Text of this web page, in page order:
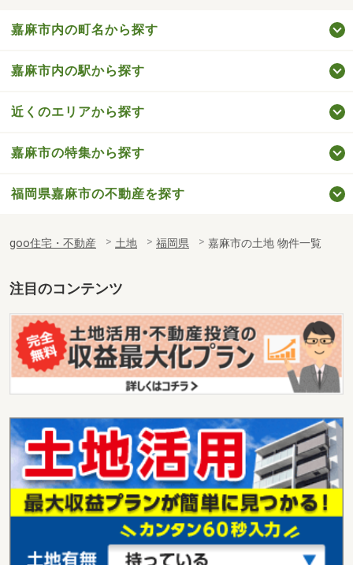
嘉麻市内の町名から探す
嘉麻市内の駅から探す
近くのエリアから探す
嘉麻市の特集から探す
福岡県嘉麻市の不動産を探す
goo住宅・不動産 土地 福岡県 嘉麻市の土地 物件一覧
注目のコンテンツ